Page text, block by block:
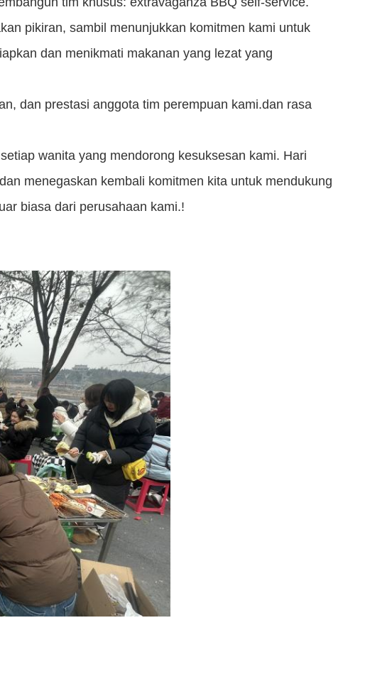
pikiran, sambil menunjukkan komitmen kami untuk
dan menikmati makanan yang lezat yang
dan prestasi anggota tim perempuan kami.dan rasa
wanita yang mendorong kesuksesan kami. Hari
menegaskan kembali komitmen kita untuk mendukung
biasa dari perusahaan kami.!